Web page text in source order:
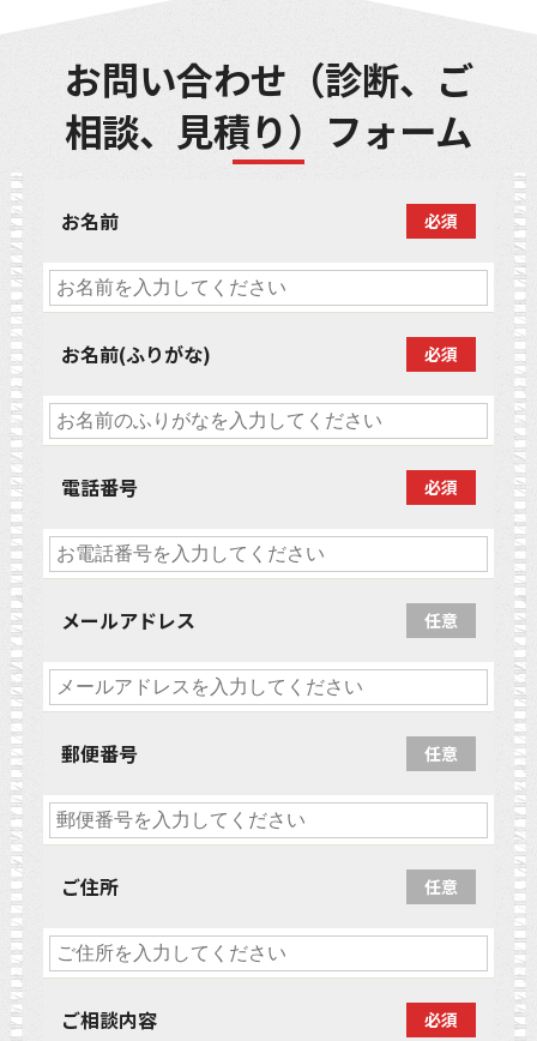
お問い合わせ（診断、ご
相談、見積り）フォーム
お名前 必須
お名前(ふりがな) 必須
電話番号 必須
メールアドレス 任意
郵便番号 任意
ご住所 任意
ご相談内容 必須